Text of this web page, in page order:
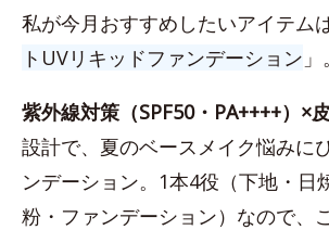
私が今月おすすめしたいアイテム
トUVリキッドファンデーション 」。
紫外線対策（SPF50・PA++++）×
設計で、夏のベースメイク悩みに
ンデーション。1本4役（下地・日
粉・ファンデーション）なので、